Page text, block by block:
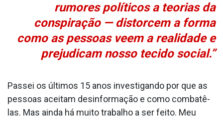
rumores políticos a teorias da
conspiração — distorcem a forma
como as pessoas veem a realidade e
prejudicam nosso tecido social.”
Passei os últimos 15 anos investigando por que as
pessoas aceitam desinformação e como combatê-
las. Mas ainda há muito trabalho a ser feito. Meu